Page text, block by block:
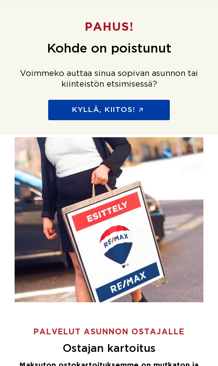
PAHUS!
Kohde on poistunut
Voimmeko auttaa sinua sopivan asunnon tai
kiinteistön etsimisessä?
KYLLÄ, KIITOS!
PALVELUT ASUNNON OSTAJALLE
Ostajan kartoitus